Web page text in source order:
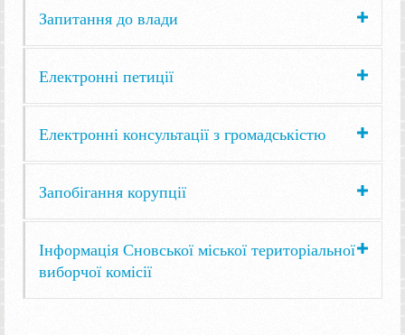
Запитання до влади
Електронні петиції
Електронні консультації з громадськістю
Запобігання корупції
Інформація Сновської міської територіальної
виборчої комісії